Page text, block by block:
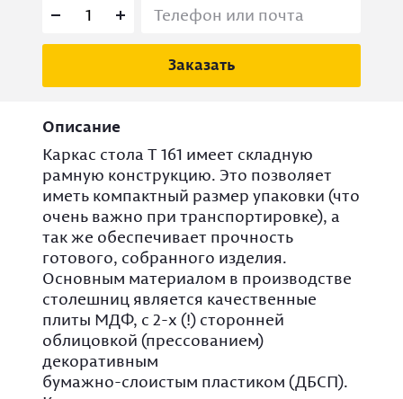
Заказать
Описание
Каркас стола Т 161 имеет складную
рамную конструкцию. Это позволяет
иметь компактный размер упаковки (что
очень важно при транспортировке), а
так же обеспечивает прочность
готового, собранного изделия.
Основным материалом в производстве
столешниц является качественные
плиты МДФ, с 2-х (!) сторонней
облицовкой (прессованием)
декоративным
бумажно-слоистым пластиком (ДБСП).